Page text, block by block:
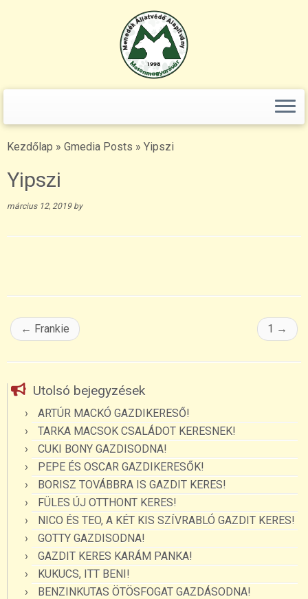
to
Kezdőlap » Gmedia Posts » Yipszi
Yipszi
március 12, 2019 by
← Frankie 1 →
Utolsó bejegyzések
ARTÚR MACKÓ GAZDIKERESŐ!
TARKA MACSOK CSALÁDOT KERESNEK!
CUKI BONY GAZDISODNA!
PEPE ÉS OSCAR GAZDIKERESŐK!
BORISZ TOVÁBBRA IS GAZDIT KERES!
FÜLES ÚJ OTTHONT KERES!
NICO ÉS TEO, A KÉT KIS SZÍVRABLÓ GAZDIT KERES!
GOTTY GAZDISODNA!
GAZDIT KERES KARÁM PANKA!
KUKUCS, ITT BENI!
BENZINKUTAS ÖTÖSFOGAT GAZDÁSODNA!